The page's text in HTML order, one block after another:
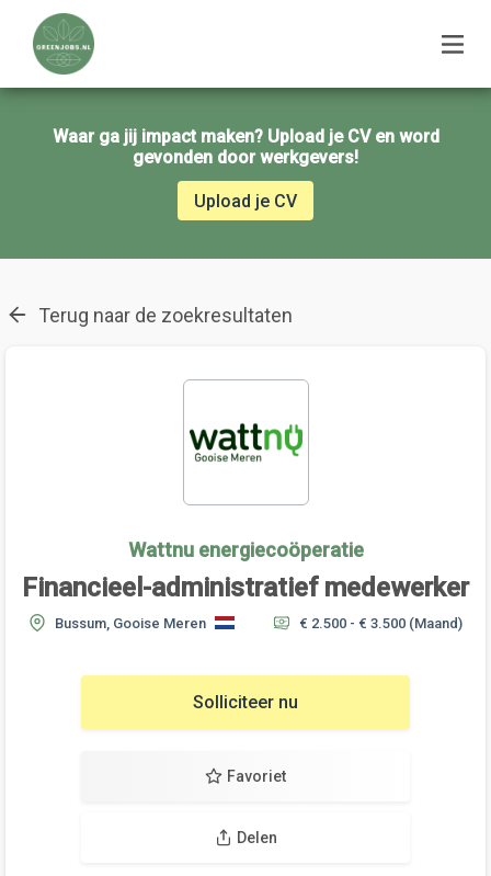
Waar ga jij impact maken? Upload je CV en word
gevonden door werkgevers!
Upload je CV
Terug naar de zoekresultaten
Wattnu energiecoöperatie
Financieel-administratief medewerker
Bussum, Gooise Meren € 2.500 - € 3.500 (Maand)
Solliciteer nu
Favoriet
Delen